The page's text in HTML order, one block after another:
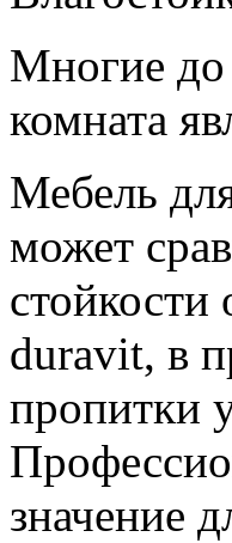
Многие до
комната
Мебель
может
стойкости
duravit, в
пропитки
значение